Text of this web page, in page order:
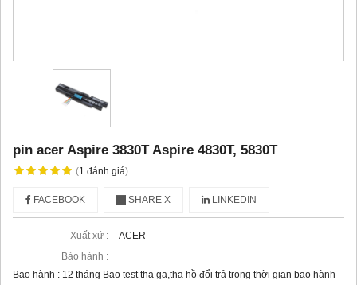
pin acer Aspire 3830T Aspire 4830T, 5830T
(1 đánh giá)
FACEBOOK SHARE X LINKEDIN
Xuất xứ :
ACER
Bảo hành :
Bao hành : 12 tháng Bao test tha ga,tha hồ đổi trả trong thời gian bao hành